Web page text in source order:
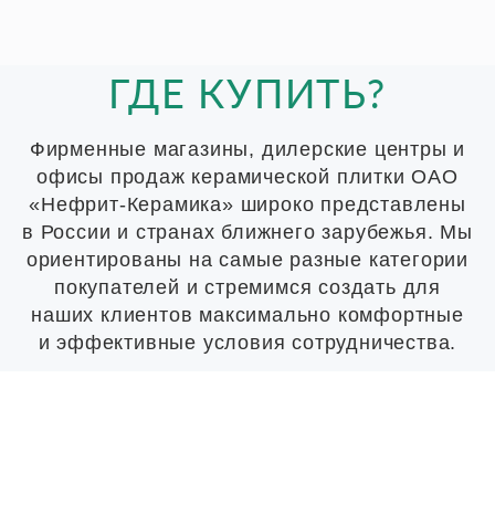
ГДЕ КУПИТЬ?
Фирменные магазины, дилерские центры и
офисы продаж керамической плитки ОАО
«Нефрит-Керамика» широко представлены
в России и странах ближнего зарубежья. Мы
ориентированы на самые разные категории
покупателей и стремимся создать для
наших клиентов максимально комфортные
и эффективные условия сотрудничества.